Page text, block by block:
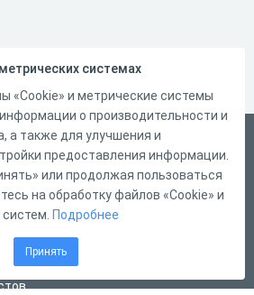
связи
системах
«Cookie» и метрические системы
о производительности и
а также для улучшения и
предоставления информации.
или продолжая пользоваться
на обработку файлов «Cookie» и
Подробнее
Принять